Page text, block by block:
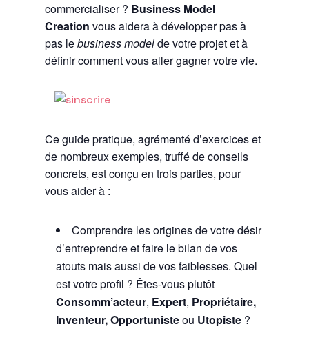
commercialiser ? Business Model
Creation vous aidera à développer pas à
pas lebusiness modelde votre projet et à
définir comment vous aller gagner votre vie.
Ce guide pratique, agrémenté d’exercices et
de nombreux exemples, truffé de conseils
concrets, est conçu en trois parties, pour
vous aider à :
Comprendre les origines de votre désir
d’entreprendre et faire le bilan de vos
atouts mais aussi de vos faiblesses. Quel
est votre profil ? Êtes-vous plutôt
Consomm’acteur, Expert, Propriétaire,
Inventeur, Opportunisteou Utopiste?